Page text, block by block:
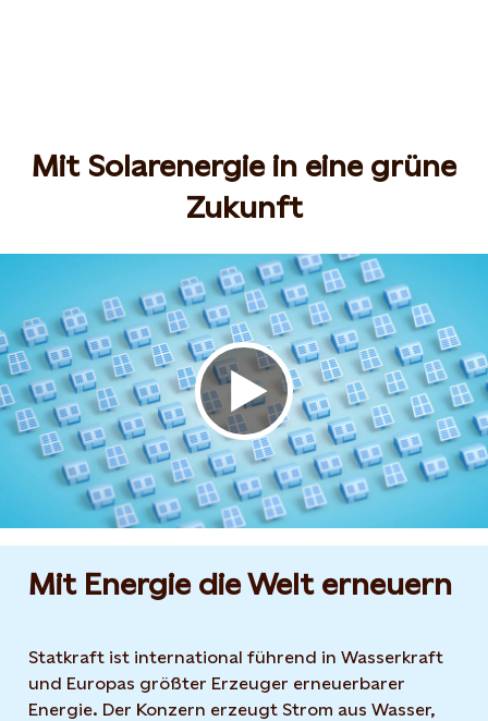
Mit Solarenergie in eine grüne
Zukunft
Mit Energie die Welt erneuern
Statkraft ist international führend in Wasserkraft
und Europas größter Erzeuger erneuerbarer
Energie. Der Konzern erzeugt Strom aus Wasser,